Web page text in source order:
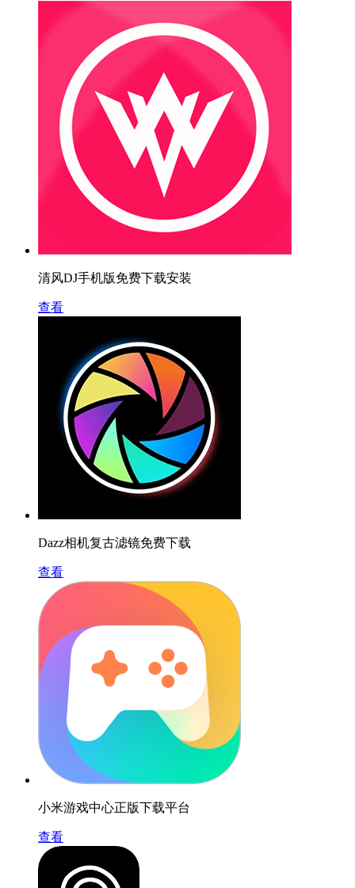
清风DJ手机版免费下载安装
查看
Dazz相机复古滤镜免费下载
查看
小米游戏中心正版下载平台
查看